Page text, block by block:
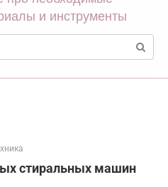
и инструменты
стиральных машин